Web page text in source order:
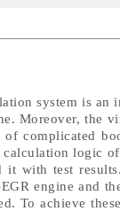
system is
Moreover, the
complicated
logic
it with test
engine and
To achieve